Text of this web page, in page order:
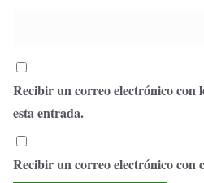
Recibir un correo electrónico con
esta entrada.
Recibir un correo electrónico con